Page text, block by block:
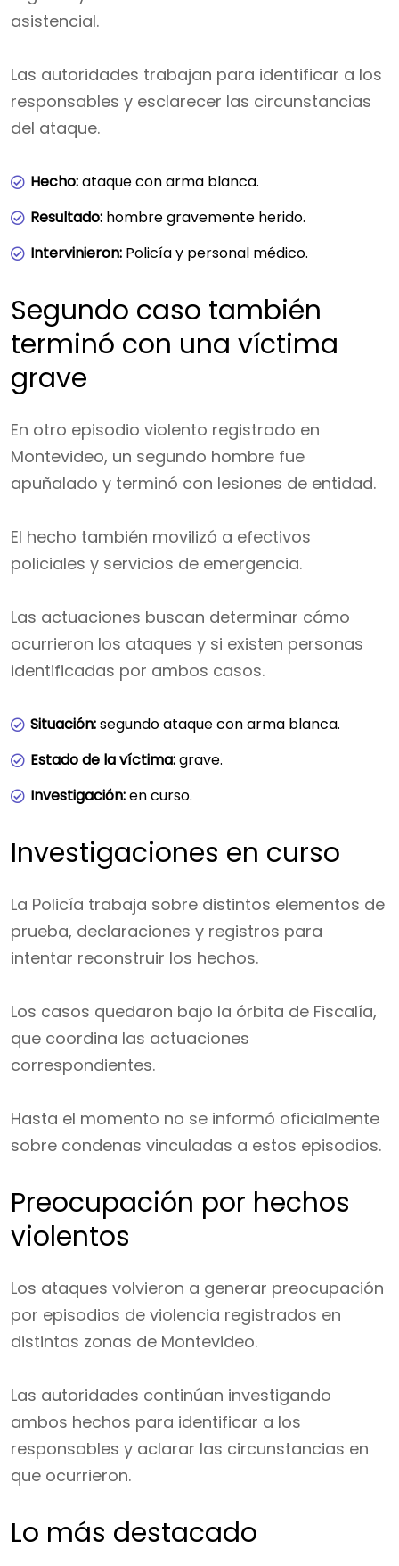
asistencial.
Las autoridades trabajan para identificar a los
responsables y esclarecer las circunstancias
del ataque.
Hecho:ataque con arma blanca.
Resultado: hombre gravemente herido.
Intervinieron: Policía y personal médico.
Segundo caso también
terminó con una víctima
grave
En otro episodio violento registrado en
Montevideo, un segundo hombre fue
apuñalado y terminó con lesiones de entidad.
El hecho también movilizó a efectivos
policiales y servicios de emergencia.
Las actuaciones buscan determinar cómo
ocurrieron los ataques y si existen personas
identificadas por ambos casos.
Situación:segundo ataque con arma blanca.
Estado de la víctima:grave.
Investigación:en curso.
Investigaciones en curso
La Policía trabaja sobre distintos elementos de
prueba, declaraciones y registros para
intentar reconstruir los hechos.
Los casos quedaron bajo la órbita de Fiscalía,
que coordina las actuaciones
correspondientes.
Hasta el momento no se informó oficialmente
sobre condenas vinculadas a estos episodios.
Preocupación por hechos
violentos
Los ataques volvieron a generar preocupación
por episodios de violencia registrados en
distintas zonas de Montevideo.
Las autoridades continúan investigando
ambos hechos para identificar a los
responsables y aclarar las circunstancias en
que ocurrieron.
Lo más destacado